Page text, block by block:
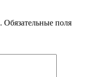
Обязательные поля